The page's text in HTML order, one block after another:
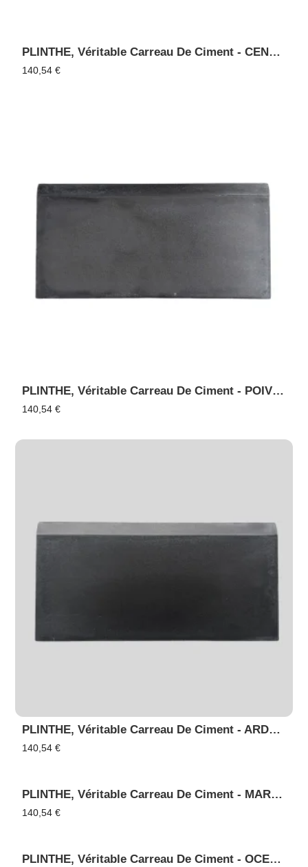
PLINTHE, Véritable Carreau De Ciment - CENDRE 15
140,54€
PLINTHE, Véritable Carreau De Ciment - POIVRE 17
140,54€
PLINTHE, Véritable Carreau De Ciment - ARDOISE 95
140,54€
PLINTHE, Véritable Carreau De Ciment - MARINE 90
140,54€
PLINTHE, Véritable Carreau De Ciment - OCEAN 4025